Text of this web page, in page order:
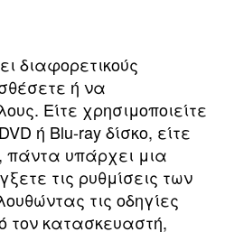
διαφορετικούς
ή να
Είτε χρησιμοποιείτε
ή Blu-ray δίσκο, είτε
πάντα υπάρχει μια
τις ρυθμίσεις των
τις οδηγίες
τον κατασκευαστή,